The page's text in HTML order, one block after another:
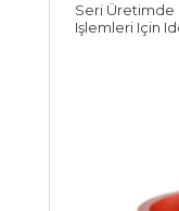
Seri Üretimde
Işlemleri Için